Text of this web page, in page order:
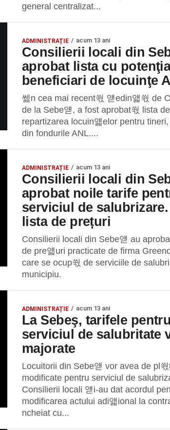
general centralizat...
ADMINISTRAȚIE acum 13 ani
Consilierii locali din
aprobat lista cu
beneficiari de locuinţe
쎎n cea mai recent쒃 얟edin얣쒃 de
de la Sebe얟, a fost aprobat쒃 lista
repartizarea locuin얣elor pentru
din fondurile ANL....
ADMINISTRAȚIE acum 13 ani
Consilierii locali din
aprobat noile tarife
serviciul de salubrizare.
lista de prețuri
Consilierii locali din Sebe얟 au
de pre얣uri practicate de firma
care se ocup쒃 de serviciile de
municipiu.
ADMINISTRAȚIE acum 13 ani
La Sebeş, tarifele pentru
serviciul de salubritate
majorate
Locuitorii din Sebe얟 vor avea de pl
modificate pentru serviciul de
Consilierii locali 얟i-au dat acordul
modificarea actului adi얣ional la
ncheiat cu...